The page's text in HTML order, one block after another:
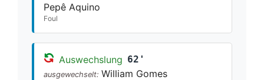
Pepê Aquino
Foul
Auswechslung 62'
ausgewechselt: William Gomes